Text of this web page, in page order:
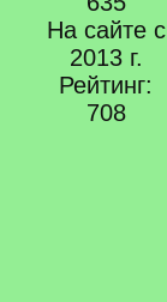
На сайте с
2013 г.
Рейтинг:
708